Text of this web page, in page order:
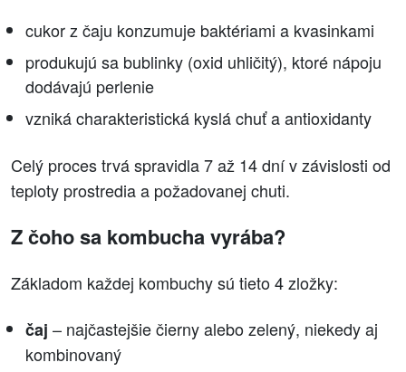
cukor z čaju konzumuje baktériami a kvasinkami
produkujú sa bublinky (oxid uhličitý), ktoré nápoju
dodávajú perlenie
vzniká charakteristická kyslá chuť a antioxidanty
Celý proces trvá spravidla 7 až 14 dní v závislosti od
teploty prostredia a požadovanej chuti.
Z čoho sa kombucha vyrába?
Základom každej kombuchy sú tieto 4 zložky:
čaj – najčastejšie čierny alebo zelený, niekedy aj
kombinovaný